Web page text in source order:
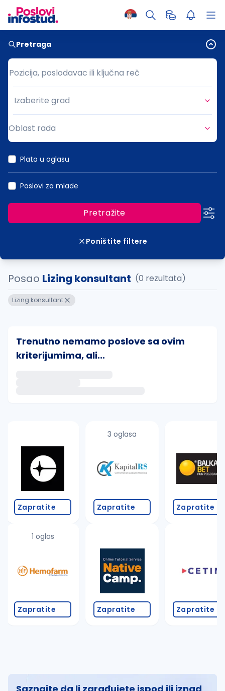
Pretraga
Pozicija, poslodavac ili ključna reč
Pozicija, poslodavac ili ključna reč
Grad
Izaberite grad
Oblast rada
Plata u oglasu
Poslovi za mlade
Pretražite
Poništite filtere
Posao Lizing konsultant (0 rezultata)
Lizing konsultant
Trenutno nemamo poslove sa ovim
kriterijumima, ali...
Takođe možete da:
proverite pravopisne greške (koristite č, ć, š, đ,
povećajte radijus za odabrani grad
promenite odabrane filtere pretrage
Zapratite
1 oglas
Zapratite
3 oglasa
Zapratite
Zapratite
Zapratite
Zapratite